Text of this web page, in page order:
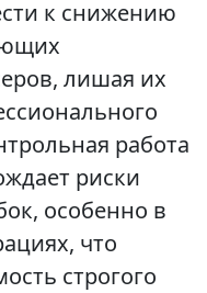
к снижению
лишая их
работа
риски
особенно в
что
строгого